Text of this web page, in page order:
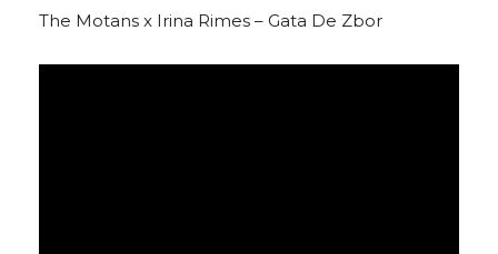
The Motans x Irina Rimes – Gata De Zbor